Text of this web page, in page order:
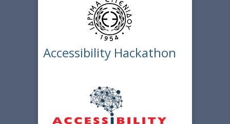
Accessibility Hackathon